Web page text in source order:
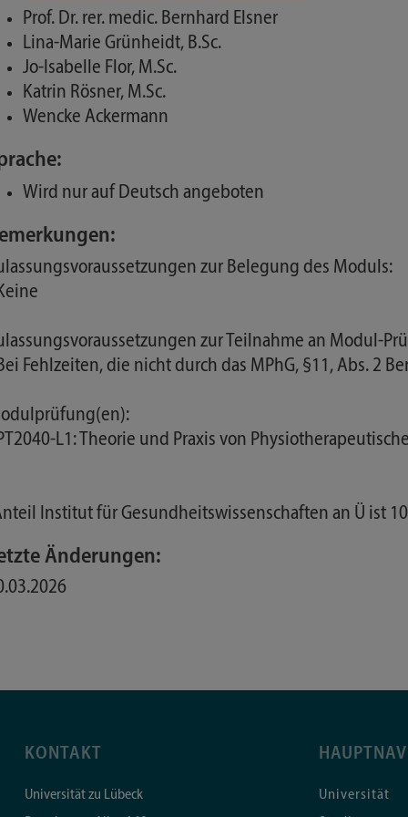
Prof. Dr. rer. medic. Bernhard Elsner
Lina-Marie Grünheidt, B.Sc.
Jo-Isabelle Flor, M.Sc.
Katrin Rösner, M.Sc.
Wencke Ackermann
Wird nur auf Deutsch angeboten
zur Belegung des Moduls:
zur Teilnahme an Modul-
Fehlzeiten, die nicht durch das MPhG, §11, Abs. 2
L1: Theorie und Praxis von
Institut für Gesundheitswissenschaften an Ü ist
Änderungen:
KONTAKT
Universität zu Lübeck
Universität